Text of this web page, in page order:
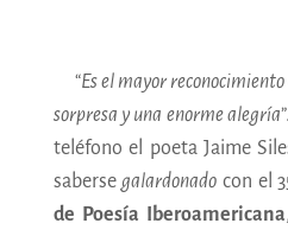
“Es el mayor
sorpresa y una enorme alegría
teléfono el poeta Jaime
saberse galardonado con el
de Poesía Iberoamericana